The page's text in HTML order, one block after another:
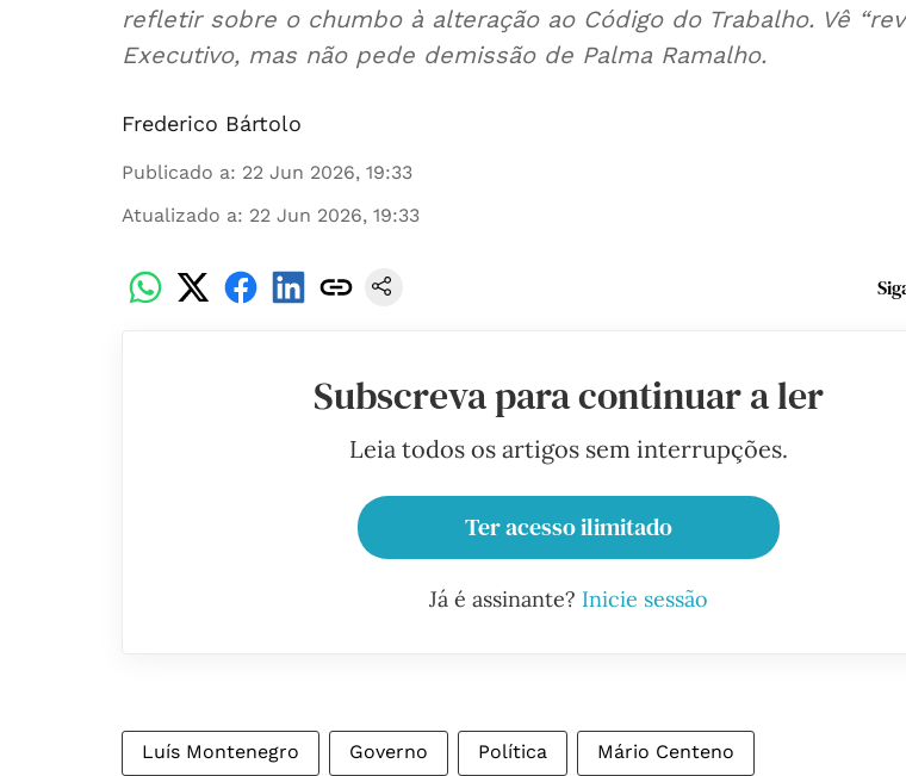
refletir sobre o chumbo à alteração ao Código do Trabalho. Vê
Executivo, mas não pede demissão de Palma Ramalho.
Frederico Bártolo
Publicado a: 22 Jun 2026, 19:33
Atualizado a: 22 Jun 2026, 19:33
Subscreva para continuar a ler
Leia todos os artigos sem interrupções.
Ter acesso ilimitado
Já é assinante? Inicie sessão
Luís Montenegro Governo Política Mário Centeno